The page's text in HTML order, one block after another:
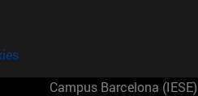
Campus Barcelona (IESE)